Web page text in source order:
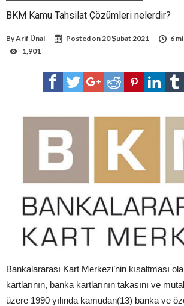
BKM Kamu Tahsilat Çözümleri nelerdir?
ByArif Ünal Posted on20 Şubat 2021 6
1,901
Bankalararası Kart Merkezi’nin kısaltması
kartlarının, banka kartlarının takasını ve
üzere 1990 yılında kamudan(13) banka ve